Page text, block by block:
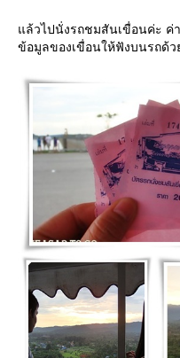
ล้วไปนั่งรถชมสันเขื่อนค่ะ ค่
ข้อมูลของเขื่อนให้ฟังบนรถด้ว